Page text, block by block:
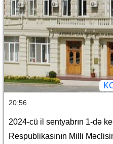
20:56
2024-cü il sentyabrın 1-də
Respublikasının Milli